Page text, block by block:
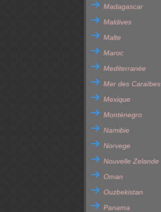
Madagascar
Maldives
Malte
Maroc
Mediterranée
Mer des Caraïbes
Mexique
Monténegro
Namibie
Norvege
Nouvelle Zelande
Oman
Ouzbekistan
Panama